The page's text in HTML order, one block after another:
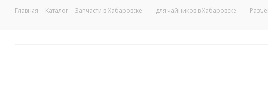
Главная - Каталог - Запчасти в Хабаровске - для чайников в Хабаровске -